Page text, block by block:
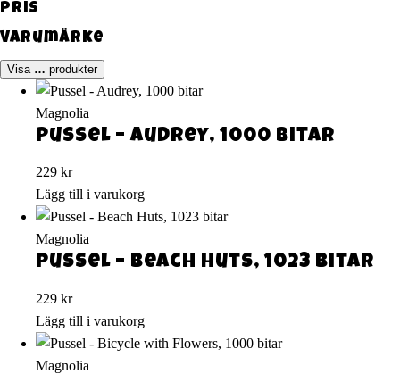
Pris
Varumärke
Visa … produkter
Magnolia
Pussel – Audrey, 1000 bitar
229 kr
Lägg till i varukorg
Magnolia
Pussel – Beach Huts, 1023 bitar
229 kr
Lägg till i varukorg
Magnolia